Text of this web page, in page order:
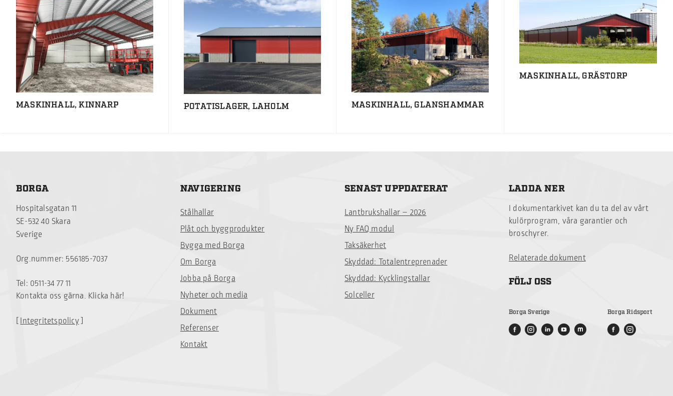
MASKINHALL, KINNARP POTATISLAGER, LAHOLM MASKINHALL, GLANSHAMMAR
MASKINHALL, GRÄSTORP
BORGA
Hospitalsgatan 11
SE-532 40 Skara
Sverige
Org.nummer: 556185-7037
Tel: 0511-34 77 11
Kontakta oss gärna. Klicka här!
[Integritetspolicy]
NAVIGERING
Stålhallar
Plåt och byggprodukter
Bygga med Borga
Om Borga
Jobba på Borga
Nyheter och media
Dokument
Referenser
Kontakt
SENAST UPPDATERAT
Lantbrukshallar – 2026
Ny FAQ modul
Taksäkerhet
Skyddad: Totalentreprenader
Skyddad: Kycklingstallar
Solceller
LADDA NER
I dokumentarkivet kan du ta del av vårt
kulörprogram, våra garantier och
broschyrer.
Relaterade dokument
FÖLJ OSS
Borga Sverige Borga Ridsport